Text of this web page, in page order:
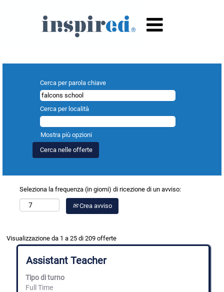
Cerca per parola chiave
Cerca per località
Mostra più opzioni
Seleziona la frequenza (in giorni) di ricezione di un avviso:
Crea avviso
Visualizzazione da 1 a 25 di 209 offerteRisultati
di
Titolo
Assistant Teacher
Tipo di turno
Full Time
Effettuare
una
selezione
con